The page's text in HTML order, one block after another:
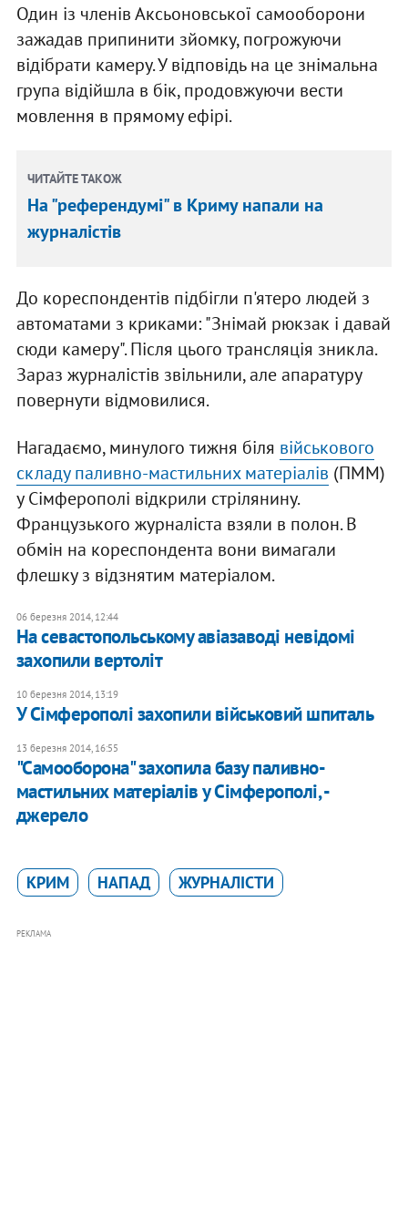
Один із членів Аксьоновської самооборони
зажадав припинити зйомку, погрожуючи
відібрати камеру. У відповідь на це знімальна
група відійшла в бік, продовжуючи вести
мовлення в прямому ефірі.
ЧИТАЙТЕ ТАКОЖ
На "референдумі" в Криму напали на
журналістів
До кореспондентів підбігли п'ятеро людей з
автоматами з криками: "Знімай рюкзак і давай
сюди камеру". Після цього трансляція зникла.
Зараз журналістів звільнили, але апаратуру
повернути відмовилися.
Нагадаємо, минулого тижня біля військового
складу паливно-мастильних матеріалів (ПММ)
у Сімферополі відкрили стрілянину.
Французького журналіста взяли в полон. В
обмін на кореспондента вони вимагали
флешку з відзнятим матеріалом.
06 березня 2014, 12:44
На севастопольському авіазаводі невідомі
захопили вертоліт
10 березня 2014, 13:19
У Сімферополі захопили військовий шпиталь
13 березня 2014, 16:55
"Самооборона" захопила базу паливно-
мастильних матеріалів у Сімферополі, -
джерело
КРИМ НАПАД ЖУРНАЛІСТИ
РЕКЛАМА